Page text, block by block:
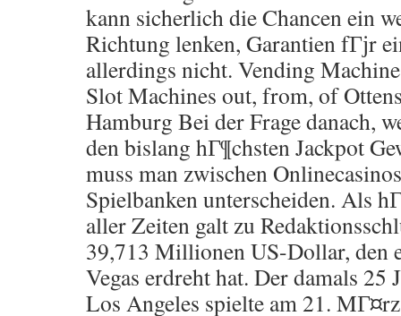
kann sicherlich die Chancen ein
Richtung lenken, Garantien fГјr
allerdings nicht. Vending
Slot Machines out, from, of
Hamburg Bei der Frage danach,
den bislang hГ¶chsten Jackpot
muss man zwischen
Spielbanken unterscheiden. Als
aller Zeiten galt zu
39,713 Millionen US-Dollar, den
Vegas erdreht hat. Der damals 25
Los Angeles spielte am 21.